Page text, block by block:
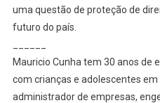
uma questão de proteção de
futuro do país.
Mauricio Cunha tem 30 anos de
com crianças e adolescentes
administrador de empresas,